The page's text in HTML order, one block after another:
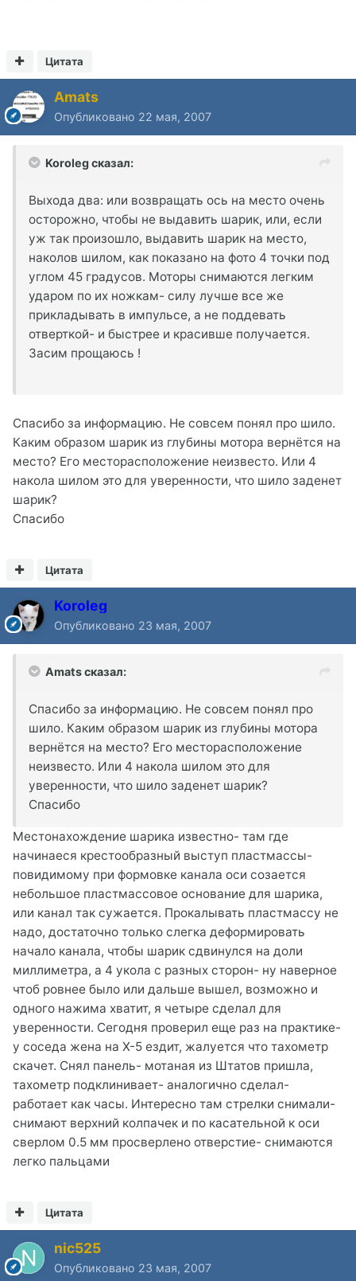
Цитата
Amats
Опубликовано 22 мая, 2007
Koroleg сказал:
Выхода два: или возвращать ось на место очень
осторожно, чтобы не выдавить шарик, или, если
уж так произошло, выдавить шарик на место,
наколов шилом, как показано на фото 4 точки под
углом 45 градусов. Моторы снимаются легким
ударом по их ножкам- силу лучше все же
прикладывать в импульсе, а не поддевать
отверткой- и быстрее и красивше получается.
Засим прощаюсь !
Спасибо за информацию. Не совсем понял про шило.
Каким образом шарик из глубины мотора вернётся на
место? Его месторасположение неизвесто. Или 4
накола шилом это для уверенности, что шило заденет
шарик?
Спасибо
Цитата
Koroleg
Опубликовано 23 мая, 2007
Amats сказал:
Спасибо за информацию. Не совсем понял про
шило. Каким образом шарик из глубины мотора
вернётся на место? Его месторасположение
неизвесто. Или 4 накола шилом это для
уверенности, что шило заденет шарик?
Спасибо
Местонахождение шарика известно- там где
начинаеся крестообразный выступ пластмассы-
повидимому при формовке канала оси созается
небольшое пластмассовое основание для шарика,
или канал так сужается. Прокалывать пластмассу не
надо, достаточно только слегка деформировать
начало канала, чтобы шарик сдвинулся на доли
миллиметра, а 4 укола с разных сторон- ну наверное
чтоб ровнее было или дальше вышел, возможно и
одного нажима хватит, я четыре сделал для
уверенности. Сегодня проверил еще раз на практике-
у соседа жена на X-5 ездит, жалуется что тахометр
скачет. Снял панель- мотаная из Штатов пришла,
тахометр подклинивает- аналогично сделал-
работает как часы. Интересно там стрелки снимали-
снимают верхний колпачек и по касательной к оси
сверлом 0.5 мм просверлено отверстие- снимаются
легко пальцами
Цитата
nic525
Опубликовано 23 мая, 2007